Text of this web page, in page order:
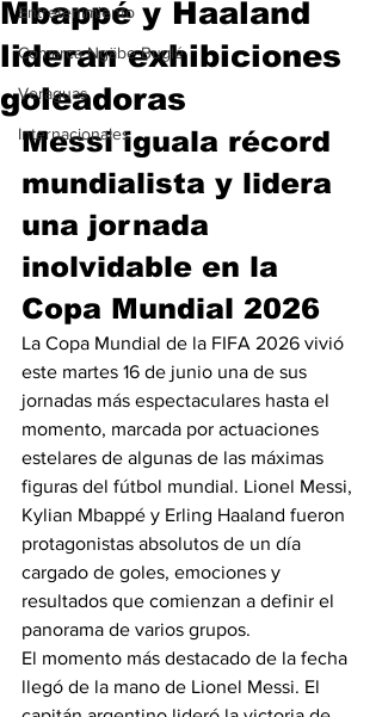
Entretenimiento
Comarca Ngäbe-Buglé
Veraguas
Internacionales
Mbappé y Haaland
lideran exhibiciones
goleadoras
Messi iguala récord
mundialista y lidera
una jornada
inolvidable en la
Copa Mundial 2026
La Copa Mundial de la FIFA 2026 vivió
este martes 16 de junio una de sus
jornadas más espectaculares hasta el
momento, marcada por actuaciones
estelares de algunas de las máximas
figuras del fútbol mundial. Lionel Messi,
Kylian Mbappé y Erling Haaland fueron
protagonistas absolutos de un día
cargado de goles, emociones y
resultados que comienzan a definir el
panorama de varios grupos.
El momento más destacado de la fecha
llegó de la mano de Lionel Messi. El